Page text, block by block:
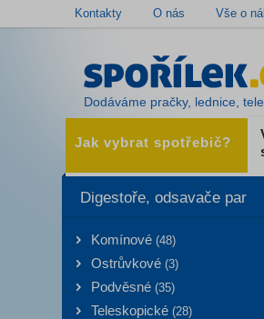
Kontakty O nás Vše o
Dodáváme pračky, lednice,
Jak vybrat spotřebič?
Digestoře, odsavače par
Komínové (48)
Ostrůvkové (3)
Podvěsné (35)
Teleskopické (28)